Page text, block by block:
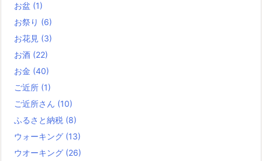
お盆 (1)
お祭り (6)
お花見 (3)
お酒 (22)
お金 (40)
ご近所 (1)
ご近所さん (10)
ふるさと納税 (8)
ウォーキング (13)
ウオーキング (26)